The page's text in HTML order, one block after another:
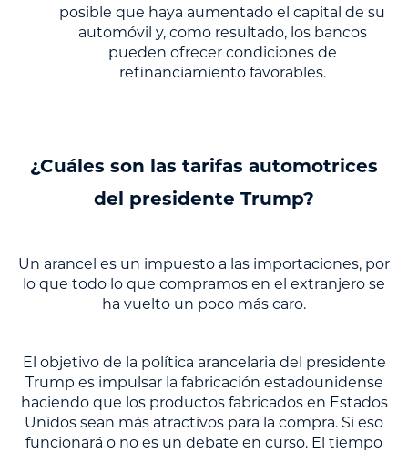
posible que haya aumentado el capital de su
automóvil y, como resultado, los bancos
pueden ofrecer condiciones de
refinanciamiento favorables.
¿Cuáles son las tarifas automotrices
del presidente Trump?
Un arancel es un impuesto a las importaciones, por
lo que todo lo que compramos en el extranjero se
ha vuelto un poco más caro.
El objetivo de la política arancelaria del presidente
Trump es impulsar la fabricación estadounidense
haciendo que los productos fabricados en Estados
Unidos sean más atractivos para la compra. Si eso
funcionará o no es un debate en curso. El tiempo